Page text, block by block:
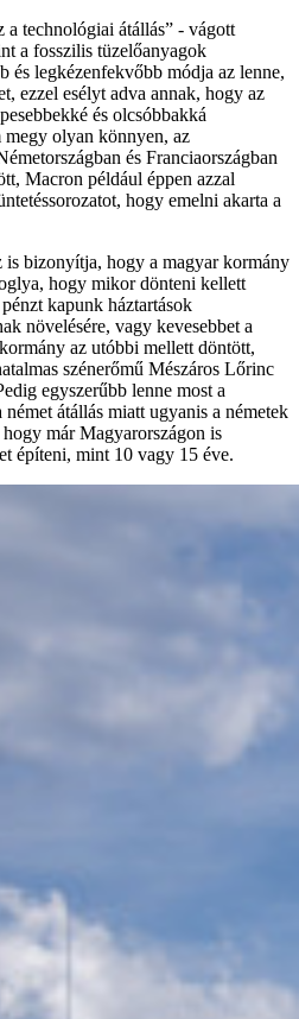
a technológiai átállás” - vágott
a fosszilis tüzelőanyagok
és legkézenfekvőbb módja az lenne,
ezzel esélyt adva annak, hogy az
és olcsóbbakká
megy olyan könnyen, az
és Franciaországban
Macron például éppen azzal
hogy emelni akarta a
is bizonyítja, hogy a magyar kormány
hogy mikor dönteni kellett
kapunk háztartások
növelésére, vagy kevesebbet a
az utóbbi mellett döntött,
szénerőmű Mészáros Lőrinc
egyszerűbb lenne most a
átállás miatt ugyanis a németek
már Magyarországon is
építeni, mint 10 vagy 15 éve.